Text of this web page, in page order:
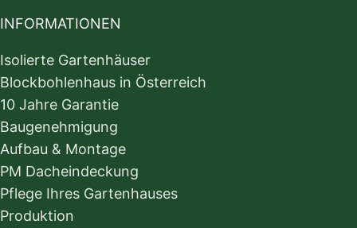
INFORMATIONEN
Isolierte Gartenhäuser
Blockbohlenhaus in Österreich
10 Jahre Garantie
Baugenehmigung
Aufbau & Montage
PM Dacheindeckung
Pflege Ihres Gartenhauses
Produktion